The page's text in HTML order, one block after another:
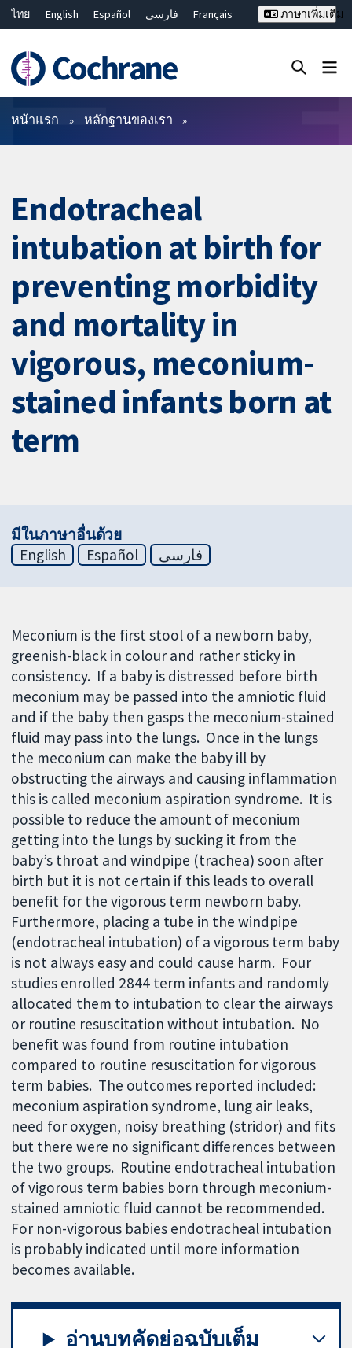
ไทย English Español فارسی
Français
Bahasa Malaysia
繁體中文 简体中文
ภาษาเพิ่มเติม
ตัวกรอง
หน้าแรก หลักฐานของเรา
Endotracheal
intubation at birth for
preventing morbidity
and mortality in
vigorous, meconium-
stained infants born at
term
มีในภาษาอื่นด้วย
English
Español فارسی
Meconium is the first stool of a newborn baby,
greenish-black in colour and rather sticky in
consistency. If a baby is distressed before birth
meconium may be passed into the amniotic fluid
and if the baby then gasps the meconium-stained
fluid may pass into the lungs. Once in the lungs
the meconium can make the baby ill by
obstructing the airways and causing inflammation
this is called meconium aspiration syndrome. It is
possible to reduce the amount of meconium
getting into the lungs by sucking it from the
baby’s throat and windpipe (trachea) soon after
birth but it is not certain if this leads to overall
benefit for the vigorous term newborn baby.
Furthermore, placing a tube in the windpipe
(endotracheal intubation) of a vigorous term baby
is not always easy and could cause harm. Four
studies enrolled 2844 term infants and randomly
allocated them to intubation to clear the airways
or routine resuscitation without intubation. No
benefit was found from routine intubation
compared to routine resuscitation for vigorous
term babies. The outcomes reported included:
meconium aspiration syndrome, lung air leaks,
need for oxygen, noisy breathing (stridor) and fits
but there were no significant differences between
the two groups. Routine endotracheal intubation
of vigorous term babies born through meconium-
stained amniotic fluid cannot be recommended.
For non-vigorous babies endotracheal intubation
is probably indicated until more information
becomes available.
อ่านบทคัดย่อฉบับเต็ม